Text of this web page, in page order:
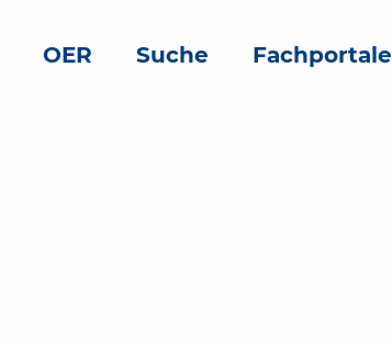
OER Suche Fachportale